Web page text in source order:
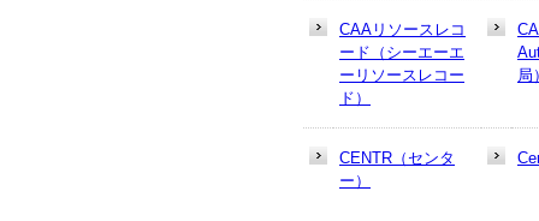
CAAリソースレコ
ード（シーエーエ
ーリソースレコー
ド）
局
CENTR（センタ
ー）